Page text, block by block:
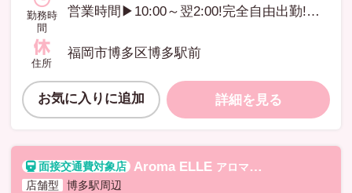
勤務時
間
営業時間▶10:00～翌2:00!完全自由出勤!《ルーム多数》のため出勤調整一切無し♪
住所
福岡市博多区博多駅前
お気に入りに追加 詳細を見る
Aroma ELLE アロマエル
店舗型
博多駅周辺